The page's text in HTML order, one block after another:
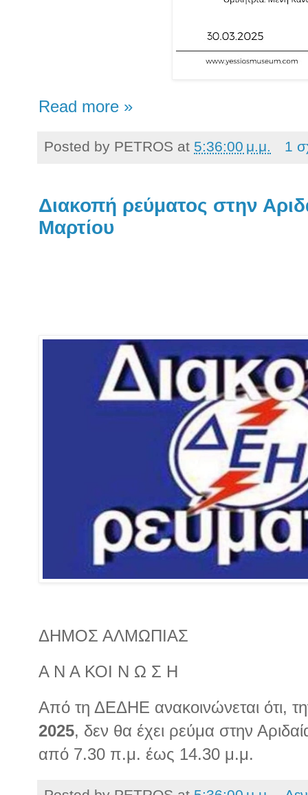
Read more »
Posted by PETROS at 5:36:00 μ.μ. 1
Διακοπή ρεύματος στην
Μαρτίου
ΔΗΜΟΣ ΑΛΜΩΠΙΑΣ
Α Ν Α ΚΟΙ Ν Ω Σ Η
Από τη ΔΕΔΗΕ ανακοινώνεται ότι,
2025, δεν θα έχει ρεύμα στην
από 7.30 π.μ. έως 14.30 μ.μ.